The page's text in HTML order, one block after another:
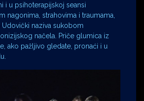
i u psihoterapijskoj seansi
nagonima, strahovima i traumama,
naziva sukobom
načela. Priče glumica iz
ako pažljivo gledate, pronaći i u